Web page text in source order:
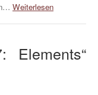
Weiterlesen
Elements“